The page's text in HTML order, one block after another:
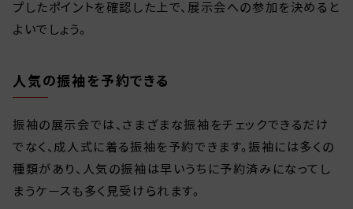
プしたポイントを確認した上で、展示会への参加を決めると
よいでしょう。
人気の振袖を予約できる
振袖の展示会では、さまざまな振袖をチェックできるだけ
でなく、成人式に着る振袖を予約できます。振袖には多くの
種類があり、人気の振袖は早いうちに予約済みになってし
まうケースも多く見受けられます。